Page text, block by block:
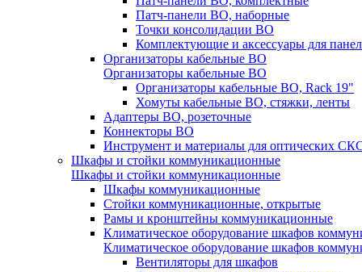
Патч-панели ВО, наборные
Точки консолидации ВО
Комплектующие и аксессуары для
Организаторы кабельные ВО
Организаторы кабельные ВО
Организаторы кабельные ВО, Rack 19"
Хомуты кабельные ВО, стяжки, ленты
Адаптеры ВО, розеточные
Коннекторы ВО
Инструмент и материалы для оптических
Шкафы и стойки коммуникационные
Шкафы и стойки коммуникационные
Шкафы коммуникационные
Стойки коммуникационные, открытые
Рамы и кронштейны коммуникационные
Климатическое оборудование шкафов
Климатическое оборудование шкафов
Вентиляторы для шкафов